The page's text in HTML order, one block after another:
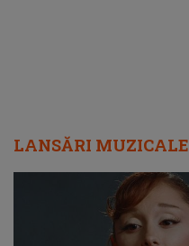
LANSĂRI MUZICALE